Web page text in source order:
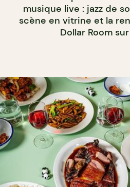
musique live : jazz de
scène en vitrine et la
Dollar Room